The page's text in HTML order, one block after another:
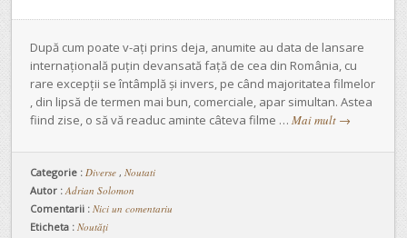
După cum poate v-ați prins deja, anumite au data de lansare
internațională puțin devansată față de cea din România, cu
rare excepții se întâmplă și invers, pe când majoritatea filmelor
, din lipsă de termen mai bun, comerciale, apar simultan. Astea
fiind zise, o să vă readuc aminte câteva filme … Mai mult →
Categorie : Diverse , Noutati
Autor : Adrian Solomon
Comentarii : Nici un comentariu
Eticheta : Noutăți